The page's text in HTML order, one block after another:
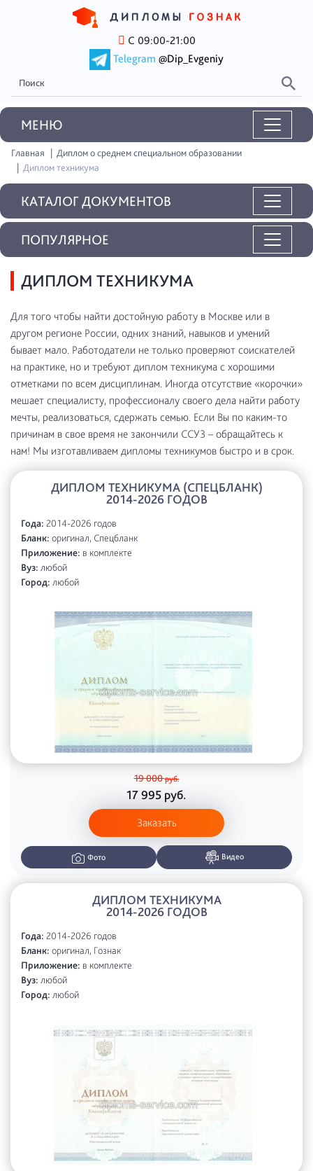
С 09:00-21:00
Telegram @Dip_Evgeniy
MEНЮ
Главная
Диплом о среднем специальном образовании
Диплом техникума
КАТАЛОГ ДОКУМЕНТОВ
ДИПЛОМ ТЕХНИКУМА
Для того чтобы найти достойную работу в Москве или в
другом регионе России, одних знаний, навыков и умений
бывает мало. Работодатели не только проверяют соискателей
на практике, но и требуют диплом техникума с хорошими
отметками по всем дисциплинам. Иногда отсутствие «корочки»
мешает специалисту, профессионалу своего дела найти работу
мечты, реализоваться, сдержать семью. Если Вы по каким-то
причинам в свое время не закончили ССУЗ – обращайтесь к
нам! Мы изготавливаем дипломы техникумов быстро и в срок.
ДИПЛОМ ТЕХНИКУМА (СПЕЦБЛАНК)
2014-2026 ГОДОВ
Года: 2014-2026 годов
Бланк: оригинал, Спецбланк
Приложение: в комплекте
Вуз: любой
Город: любой
19 000руб.
17 995 руб.
Заказать
Фото Видео
ДИПЛОМ ТЕХНИКУМА
2014-2026 ГОДОВ
Года: 2014-2026 годов
Бланк: оригинал, Гознак
Приложение: в комплекте
Вуз: любой
Город: любой
ПОПУЛЯРНОЕ